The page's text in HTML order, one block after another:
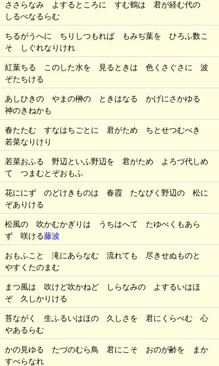
ささらなみ よするところに すむ鶴は 君が経む代の
しるべなるらむ
ちるがうへに ちりしつもれば もみぢ葉を ひろふ数こ
そ しぐれなりけれ
紅葉ちる このした水を 見るときは 色くさぐさに 波
ぞたちける
あしひきの やまの榊の ときはなる かげにさかゆる
神のきねかも
春たたむ すなはちごとに 君がため ちとせつむべき
若菜なりけり
若菜おふる 野辺といふ野辺を 君がため よろづ代しめ
て つまむとぞおもふ
花ににず のどけきものは 春霞 たなびく野辺の 松に
ぞありける
松風の 吹かむかぎりは うちはへて たゆべくもあら
ず 咲ける藤波
おもふこと 滝にあらなむ 流れても 尽きせぬものと
やすくたのまむ
まつ風は 吹けど吹かねど しらなみの よするいはほ
ぞ 久しかりける
苔ながく 生ふるいはほの 久しさを 君にくらべむ 心
やあるらむ
かの見ゆる たづのむら鳥 君にこそ おのが齢を まか
すべらなれ